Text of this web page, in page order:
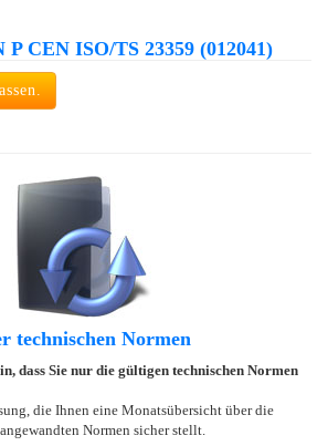
P CEN ISO/TS 23359 (012041)
technischen Normen
dass Sie nur die gültigen technischen Normen
die Ihnen eine Monatsübersicht über die
Normen sicher stellt.